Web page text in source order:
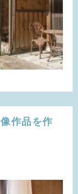
作品を作